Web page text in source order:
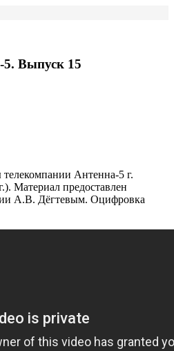
Выпуск 15
Антенна-5 г.
Материал предоставлен
А.В. Дёгтевым. Оцифровка